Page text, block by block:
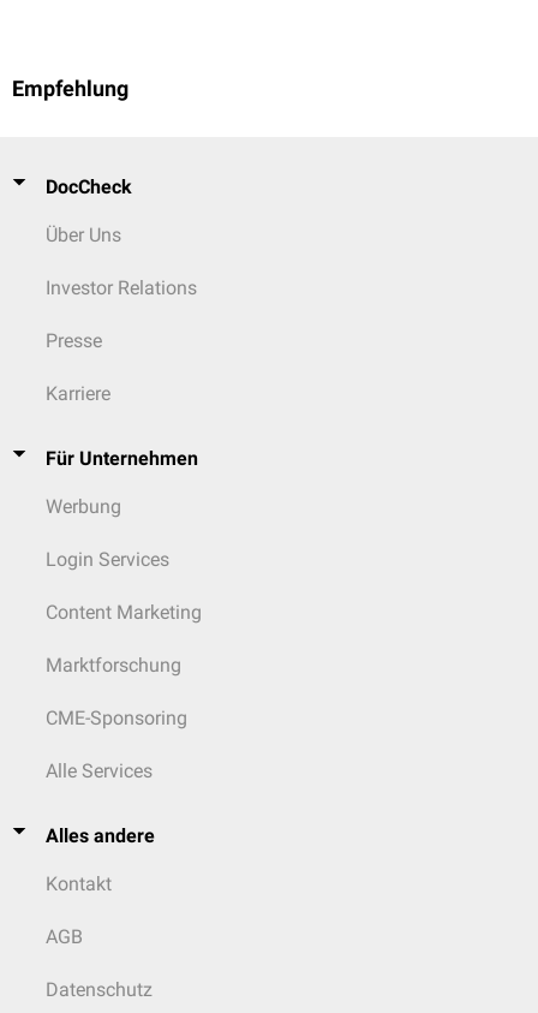
Empfehlung
DocCheck
Über Uns
Investor Relations
Presse
Karriere
Für Unternehmen
Werbung
Login Services
Content Marketing
Marktforschung
CME-Sponsoring
Alle Services
Alles andere
Kontakt
AGB
Datenschutz